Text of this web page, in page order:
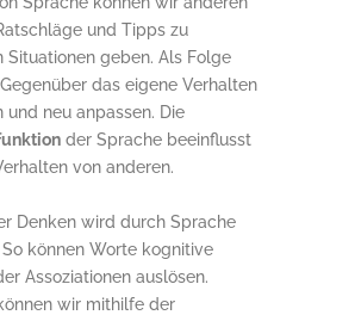
und Tipps zu
Situationen geben. Als Folge
das eigene Verhalten
und neu anpassen. Die
der Sprache beeinflusst
von anderen.
Denken wird durch Sprache
können Worte kognitive
Assoziationen auslösen.
wir mithilfe der